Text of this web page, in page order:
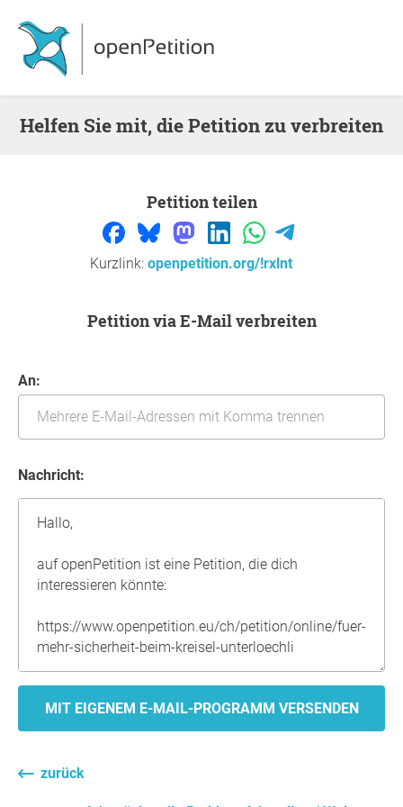
Helfen Sie mit, die Petition zu verbreiten
Petition teilen
Kurzlink: openpetition.org/!rxlnt
Petition via E-Mail verbreiten
An:
Nachricht:
MIT EIGENEM E-MAIL-PROGRAMM VERSENDEN
zurück